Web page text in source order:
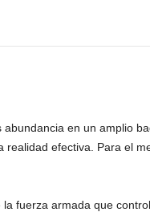
en un amplio
efectiva. Para el
fuerza armada que